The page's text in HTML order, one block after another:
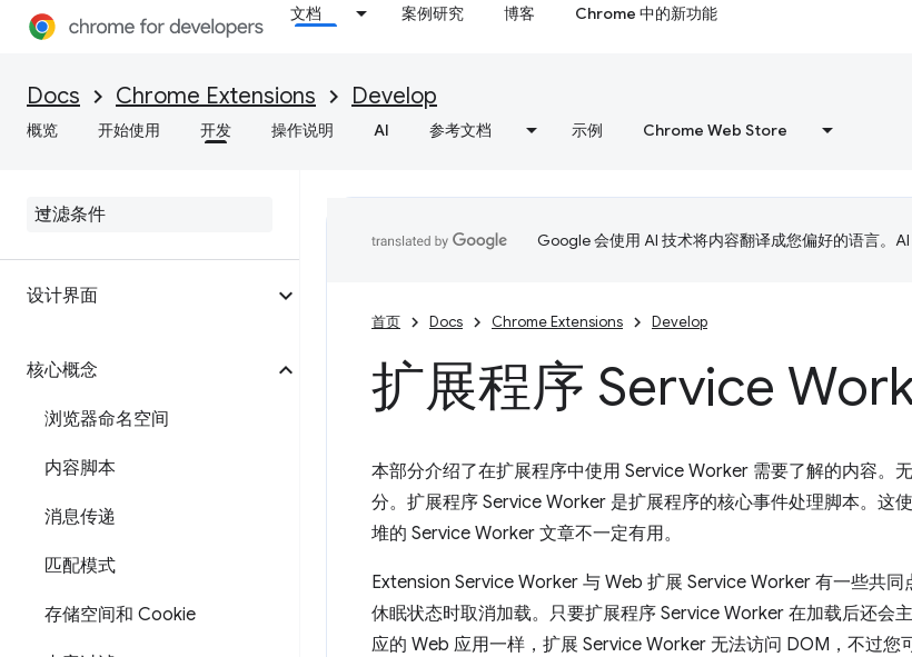
文档 案例研究 博客 Chrome 中的新功能
Docs Chrome Extensions Develop
概览 开始使用 开发 操作说明 AI 参考文档 示例 Chrome Web Store
简介
设计界面
核心概念
浏览器命名空间
内容脚本
消息传递
匹配模式
存储空间和 Cookie
Google 会使用 AI 技术将内容翻译成您偏好的语言。AI
首页 Docs Chrome Extensions Develop
扩展程序 Service
本部分介绍了在扩展程序中使用 Service Worker 需要了解的内容。
分。扩展程序 Service Worker 是扩展程序的核心事件处理脚本。这
堆的 Service Worker 文章不一定有用。
Extension Service Worker 与 Web 扩展 Service Worker 有一些共
休眠状态时取消加载。只要扩展程序 Service Worker 在加载后还会
应的 Web 应用一样，扩展 Service Worker 无法访问 DOM，不过您